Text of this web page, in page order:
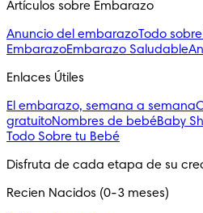
Artículos sobre Embarazo
Anuncio del embarazoTodo
EmbarazoEmbarazo Saludable
Enlaces Útiles
El embarazo, semana a semana
gratuitoNombres de bebéBaby
Todo Sobre tu Bebé
Disfruta de cada etapa de su
Recien Nacidos (0-3 meses)